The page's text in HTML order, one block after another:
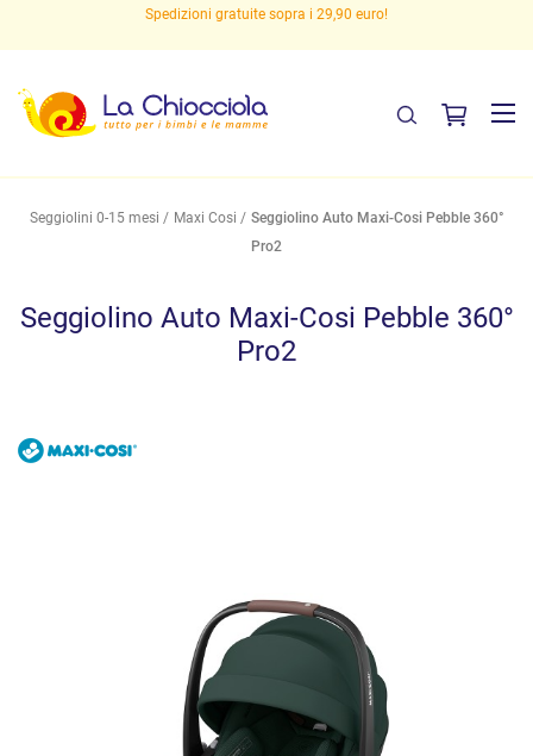
Spedizioni gratuite sopra i 29,90 euro!
Seggiolini 0-15 mesi Maxi Cosi
Seggiolino Auto Maxi-Cosi Pebble 360°
Pro2
Seggiolino Auto Maxi-Cosi Pebble 360°
Pro2